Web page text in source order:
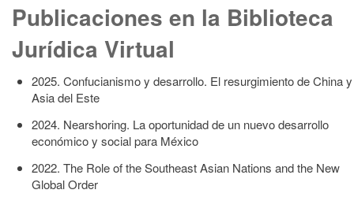
Publicaciones en la Biblioteca
Jurídica Virtual
2025. Confucianismo y desarrollo. El resurgimiento de China y
Asia del Este
2024. Nearshoring. La oportunidad de un nuevo desarrollo
económico y social para México
2022. The Role of the Southeast Asian Nations and the New
Global Order